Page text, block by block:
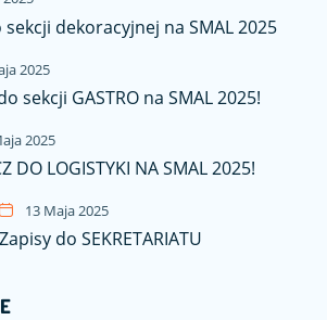
sekcji dekoracyjnej na SMAL 2025
2025
sekcji GASTRO na SMAL 2025!
2025
DO LOGISTYKI NA SMAL 2025!
13 Maja 2025
Zapisy do SEKRETARIATU